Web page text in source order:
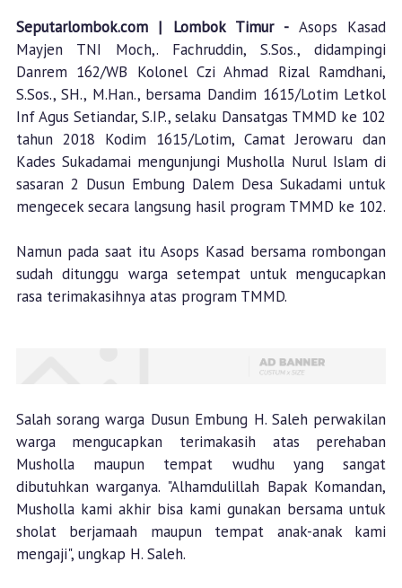
Seputarlombok.com | Lombok Timur - Asops Kasad
Mayjen TNI Moch,. Fachruddin, S.Sos., didampingi
Danrem 162/WB Kolonel Czi Ahmad Rizal Ramdhani,
S.Sos., SH., M.Han., bersama Dandim 1615/Lotim Letkol
Inf Agus Setiandar, S.IP., selaku Dansatgas TMMD ke 102
tahun 2018 Kodim 1615/Lotim, Camat Jerowaru dan
Kades Sukadamai mengunjungi Musholla Nurul Islam di
sasaran 2 Dusun Embung Dalem Desa Sukadami untuk
mengecek secara langsung hasil program TMMD ke 102.
Namun pada saat itu Asops Kasad bersama rombongan
sudah ditunggu warga setempat untuk mengucapkan
rasa terimakasihnya atas program TMMD.
Salah sorang warga Dusun Embung H. Saleh perwakilan
warga mengucapkan terimakasih atas perehaban
Musholla maupun tempat wudhu yang sangat
dibutuhkan warganya. "Alhamdulillah Bapak Komandan,
Musholla kami akhir bisa kami gunakan bersama untuk
sholat berjamaah maupun tempat anak-anak kami
mengaji", ungkap H. Saleh.